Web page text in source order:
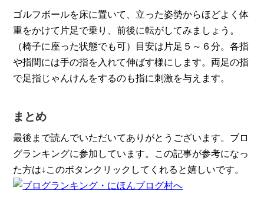
ゴルフボールを床に置いて、立った姿勢からほどよく体
重をかけて片足で乗り、前後に転がしてみましょう。
（椅子に座った状態でも可）目安は片足５～６分。各指
や指間には手の指を入れて伸ばす様にします。両足の指
で足指じゃんけんをするのも指に刺激を与えます。
まとめ
最後まで読んでいただいてありがとうございます。ブロ
グランキングに参加しています。この記事が参考になっ
た方は↓このボタンクリックしてくれると嬉しいです。